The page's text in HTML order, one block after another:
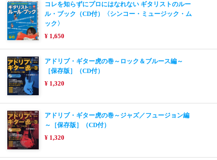
コレを知らずにプロにはなれない ギタリストのルー
ル・ブック（CD付）〈シンコー・ミュージック・ム
ック〉
¥ 1,650
アドリブ・ギター虎の巻～ロック＆ブルース編～
［保存版］（CD付）
¥ 1,320
アドリブ・ギター虎の巻～ジャズ／フュージョン編
～［保存版］（CD付）
¥ 1,320